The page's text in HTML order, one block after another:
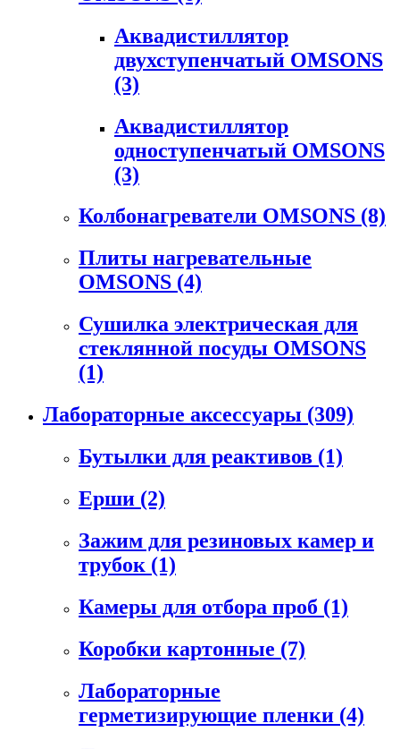
Аквадистиллятор
двухступенчатый OMSONS
(3)
Аквадистиллятор
одноступенчатый OMSONS
(3)
Колбонагреватели OMSONS (8)
Плиты нагревательные
OMSONS (4)
Сушилка электрическая для
стеклянной посуды OMSONS
(1)
Лабораторные аксессуары (309)
Бутылки для реактивов (1)
Ерши (2)
Зажим для резиновых камер и
трубок (1)
Камеры для отбора проб (1)
Коробки картонные (7)
Лабораторные
герметизирующие пленки (4)